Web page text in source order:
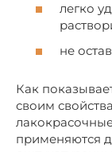
легко
не
Как
своим
применяются